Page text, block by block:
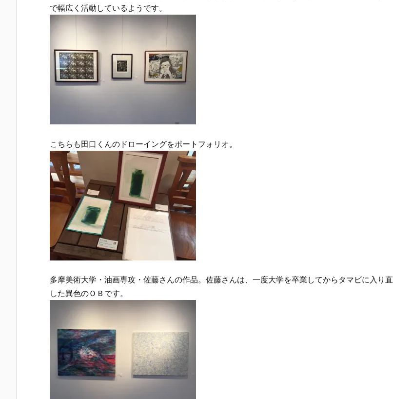
で幅広く活動しているようです。
こちらも田口くんのドローイングをポートフォリオ。
多摩美術大学・油画専攻・佐藤さんの作品。佐藤さんは、一度大学を卒業してからタマビに入り直
した異色のＯＢです。